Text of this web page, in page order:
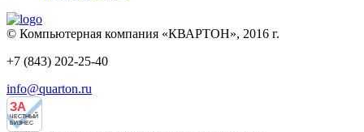
© Компьютерная компания «КВАРТОН», 2016 г.
+7 (843) 202-25-40
info@quarton.ru
ЗА
ЧЕСТНЫЙ
БИЗНЕС